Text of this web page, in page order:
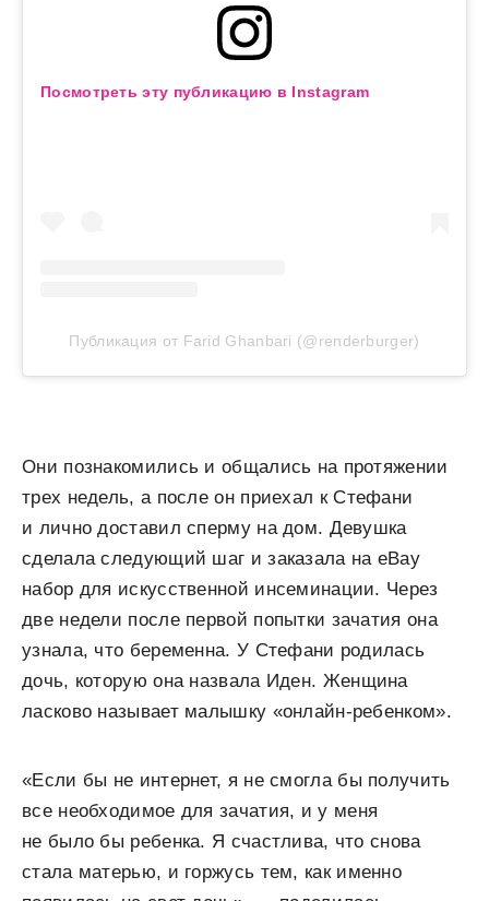
Посмотреть эту публикацию в Instagram
Публикация от Farid Ghanbari (@renderburger)
Они познакомились и общались на протяжении
трех недель, а после он приехал к Стефани
и лично доставил сперму на дом. Девушка
сделала следующий шаг и заказала на eBay
набор для искусственной инсеминации. Через
две недели после первой попытки зачатия она
узнала, что беременна. У Стефани родилась
дочь, которую она назвала Иден. Женщина
ласково называет малышку «онлайн-ребенком».
«Если бы не интернет, я не смогла бы получить
все необходимое для зачатия, и у меня
не было бы ребенка. Я счастлива, что снова
стала матерью, и горжусь тем, как именно